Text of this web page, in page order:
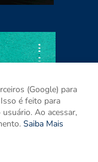
(Google) para
é feito para
Ao acessar,
Saiba Mais